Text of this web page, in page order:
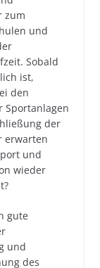
zum
und
Sobald
ist,
den
Sportanlagen
der
erwarten
und
wieder
gute
und
des